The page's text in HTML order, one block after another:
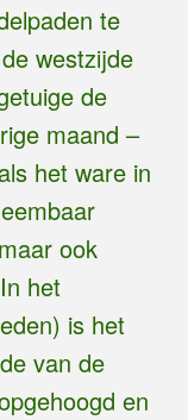
te
westzijde
de
maand –
het ware in
ook
het
is het
van de
en